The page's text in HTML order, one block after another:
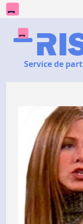
Service de